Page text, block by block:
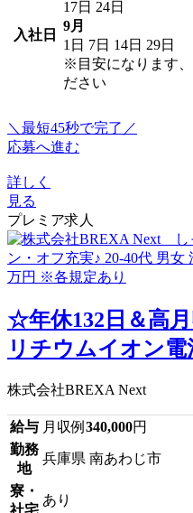
入社日
17日 24日
9月
1日 7日 14日 29日
※目安になります
ださい
＼最短45秒で完了／
応募へ進む
詳しく
見る
プレミア求人
☆年休132日＆高
リチウムイオン電
株式会社BREXA Next
給与 月収例 340,000円
勤務
地
兵庫県 南あわじ市
寮・
社宅
あり